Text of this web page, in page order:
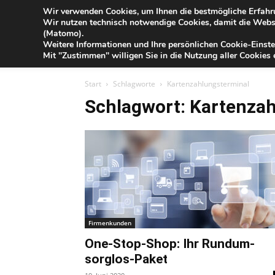
Blog
der
Sparkasse
IHR
Start Schlagworte Kartenzahlungsterminal
Schlagwort:
Firmenkunden
One-Stop-Shop: Ihr Rundum-
sorglos-Paket
Wir verwenden Cookies, um Ihnen die bestmögliche
Wir nutzen technisch notwendige Cookies, damit die
(Matomo).
Weitere Informationen und Ihre persönlichen Cookie-
Mit "Zustimmen" willigen Sie in die Nutzung aller Cookies